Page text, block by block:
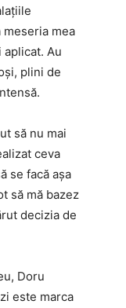
mea
Au
plini de
să nu mai
ceva
se facă așa
să mă bazez
decizia de
Doru
este marca